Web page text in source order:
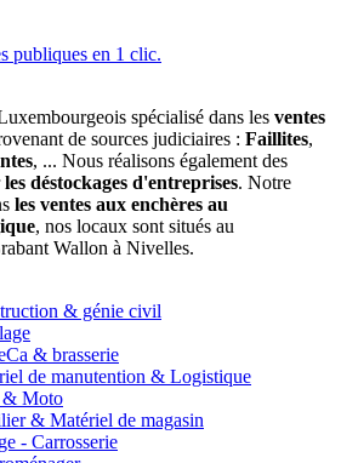
spécialisé dans les ventes
de sources judiciaires : Faillites,
, ... Nous réalisons également des
les déstockages d'entreprises. Notre
les ventes aux enchères au
, nos locaux sont situés au
Wallon à Nivelles.
& génie civil
& brasserie
de manutention & Logistique
& Moto
& Matériel de magasin
- Carrosserie